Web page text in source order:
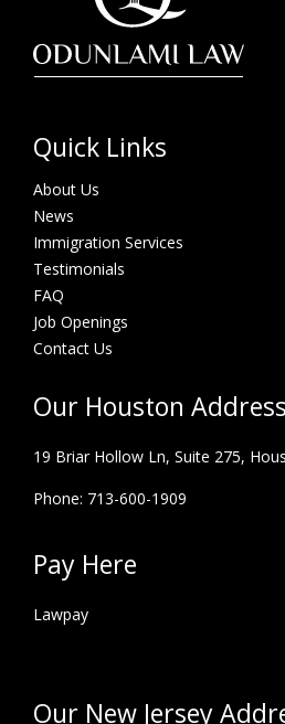
Quick Links
About Us
News
Immigration Services
Testimonials
FAQ
Job Openings
Contact Us
Our Houston Address
19 Briar Hollow Ln, Suite 275,
Phone: 713-600-1909
Pay Here
Lawpay
Our New Jersey